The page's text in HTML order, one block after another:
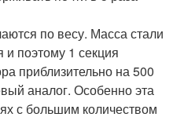
по весу. Масса стали
поэтому 1 секция
приблизительно на 500
аналог. Особенно эта
с большим количеством